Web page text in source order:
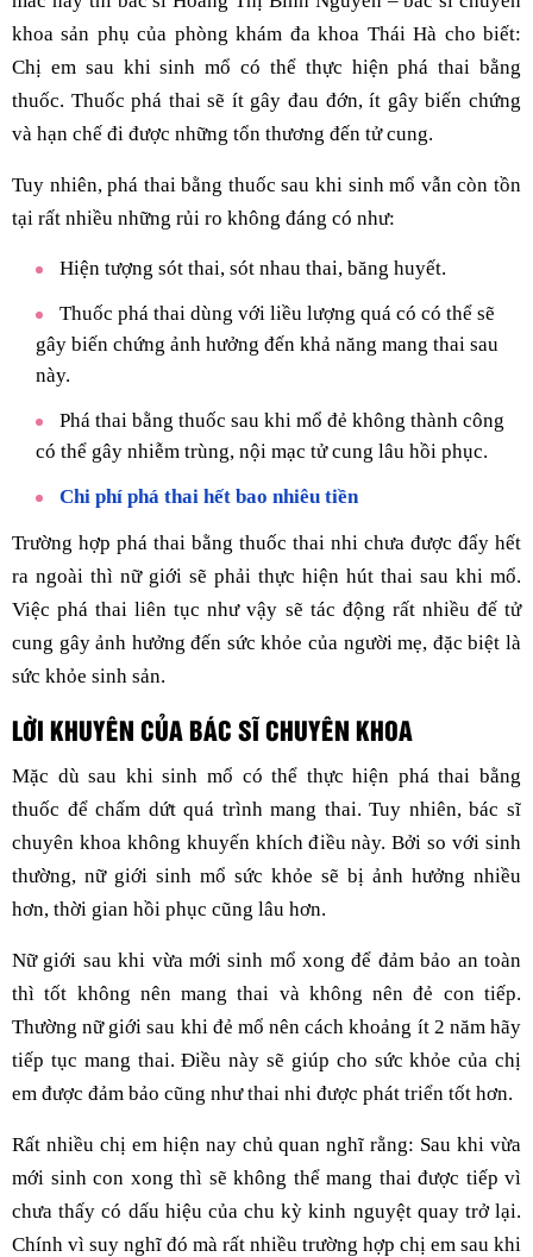
khoa sản phụ của phòng khám đa khoa Thái Hà cho biết:
Chị em sau khi sinh mổ có thể thực hiện phá thai bằng
thuốc. Thuốc phá thai sẽ ít gây đau đớn, ít gây biến chứng
và hạn chế đi được những tổn thương đến tử cung.
Tuy nhiên, phá thai bằng thuốc sau khi sinh mổ vẫn còn tồn
tại rất nhiều những rủi ro không đáng có như:
Hiện tượng sót thai, sót nhau thai, băng huyết.
Thuốc phá thai dùng với liều lượng quá có có thể sẽ
gây biến chứng ảnh hưởng đến khả năng mang thai sau
này.
Phá thai bằng thuốc sau khi mổ đẻ không thành công
có thể gây nhiễm trùng, nội mạc tử cung lâu hồi phục.
Chi phí phá thai hết bao nhiêu tiền
Trường hợp phá thai bằng thuốc thai nhi chưa được đẩy hết
ra ngoài thì nữ giới sẽ phải thực hiện hút thai sau khi mổ.
Việc phá thai liên tục như vậy sẽ tác động rất nhiều đế tử
cung gây ảnh hưởng đến sức khỏe của người mẹ, đặc biệt là
sức khỏe sinh sản.
LỜI KHUYÊN CỦA BÁC SĨ CHUYÊN KHOA
Mặc dù sau khi sinh mổ có thể thực hiện phá thai bằng
thuốc để chấm dứt quá trình mang thai. Tuy nhiên, bác sĩ
chuyên khoa không khuyến khích điều này. Bởi so với sinh
thường, nữ giới sinh mổ sức khỏe sẽ bị ảnh hưởng nhiều
hơn, thời gian hồi phục cũng lâu hơn.
Nữ giới sau khi vừa mới sinh mổ xong để đảm bảo an toàn
thì tốt không nên mang thai và không nên đẻ con tiếp.
Thường nữ giới sau khi đẻ mổ nên cách khoảng ít 2 năm hãy
tiếp tục mang thai. Điều này sẽ giúp cho sức khỏe của chị
em được đảm bảo cũng như thai nhi được phát triển tốt hơn.
Rất nhiều chị em hiện nay chủ quan nghĩ rằng: Sau khi vừa
mới sinh con xong thì sẽ không thể mang thai được tiếp vì
chưa thấy có dấu hiệu của chu kỳ kinh nguyệt quay trở lại.
Chính vì suy nghĩ đó mà rất nhiều trường hợp chị em sau khi